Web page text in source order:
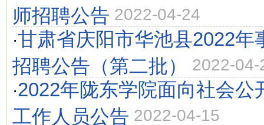
师招聘公告 2022-04-24
·甘肃省庆阳市华池县2022年
招聘公告（第二批）
2022-04-
·2022年陇东学院面向社会公
工作人员公告 2022-04-15